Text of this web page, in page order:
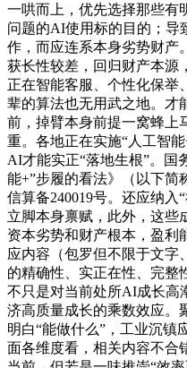
一哄而上，优先选择那些有
问题的AI使用标的目的；导
作，而应连系本身劣势财产
获长性较差，回归财产本源
正在智能客服、个性化保举
辈的算法也无用武之地。才
前，掉臂本身前提一窝蜂上
重。各地正在实施“人工智
AI才能实正“落地生根”。国
能+”步履的看法》（以下简
信算备240019号。还应纳入
立脚本身禀赋，此外，这些
资本劣势和财产根本，盈利
应内容（包罗但不限于文字
的精确性、实正在性、完整
不只是对当前处所AI成长高
济高质量成长的乘数效应。
明白“能做什么”，工业沉镇
面各维度看，相关内容不合